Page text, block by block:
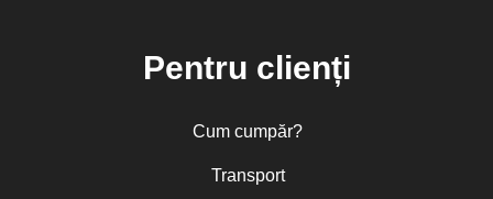
Pentru clienți
Cum cumpăr?
Transport